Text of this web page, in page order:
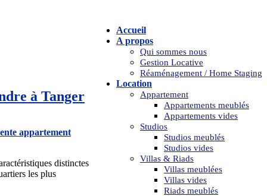
Accueil
A propos
Qui sommes nous
Gestion Locative
Réaménagement / Home Staging
Location
Appartement
Appartements meublés
Appartements vides
Studios
Studios meublés
Studios vides
Villas & Riads
Villas meublées
Villas vides
Riads meublés
à Tanger
appartement
distinctes
les plus